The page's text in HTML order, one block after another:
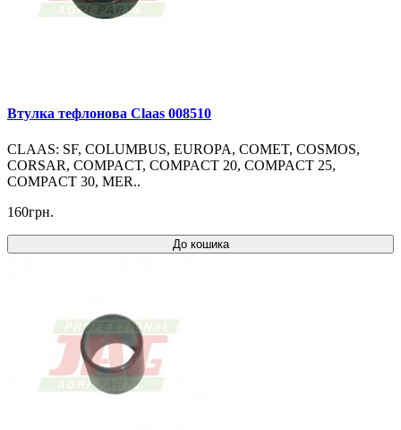
Втулка тефлонова Claas 008510
CLAAS: SF, COLUMBUS, EUROPA, COMET, COSMOS,
CORSAR, COMPACT, COMPACT 20, COMPACT 25,
COMPACT 30, MER..
160грн.
До кошика